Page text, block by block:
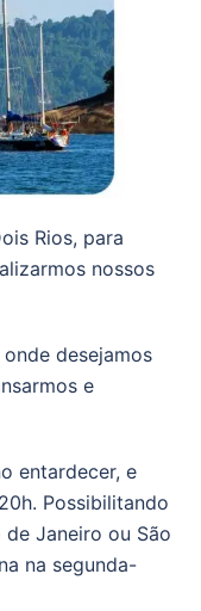
Rios, para
nossos
desejamos
e
entardecer, e
Possibilitando
Janeiro ou São
na segunda-